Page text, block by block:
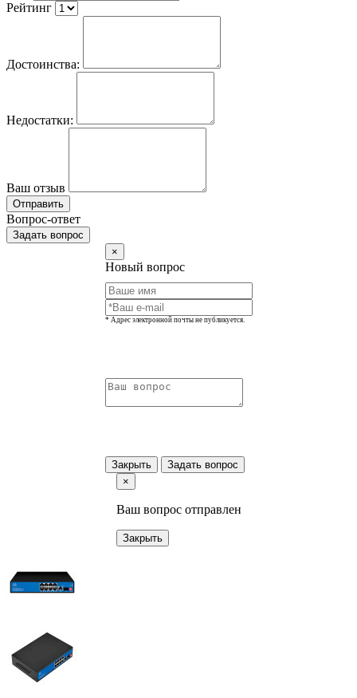
Рейтинг
Достоинства:
Недостатки:
Ваш отзыв
Отправить
Вопрос-ответ
Задать вопрос
×
Новый вопрос
* Адрес электронной почты не публикуется.
Закрыть
Задать вопрос
×
Ваш вопрос отправлен
Закрыть